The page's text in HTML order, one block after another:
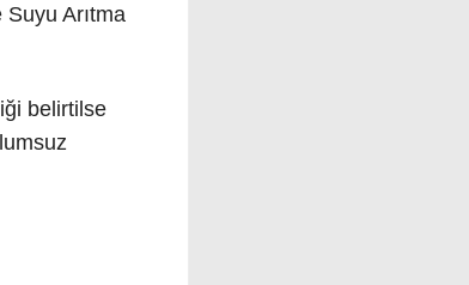
Suyu Arıtma
belirtilse